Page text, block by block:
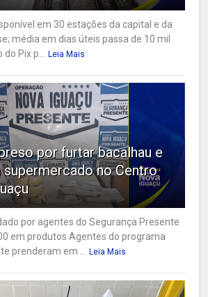
em 30 estações da capital e da
média em dias úteis passa de 10 mil
Pix p...
Leia Mais
por furtar bacalhau e
supermercado no Centro
por agentes do Segurança Presente
em produtos Agentes do programa
prenderam em ...
Leia Mais